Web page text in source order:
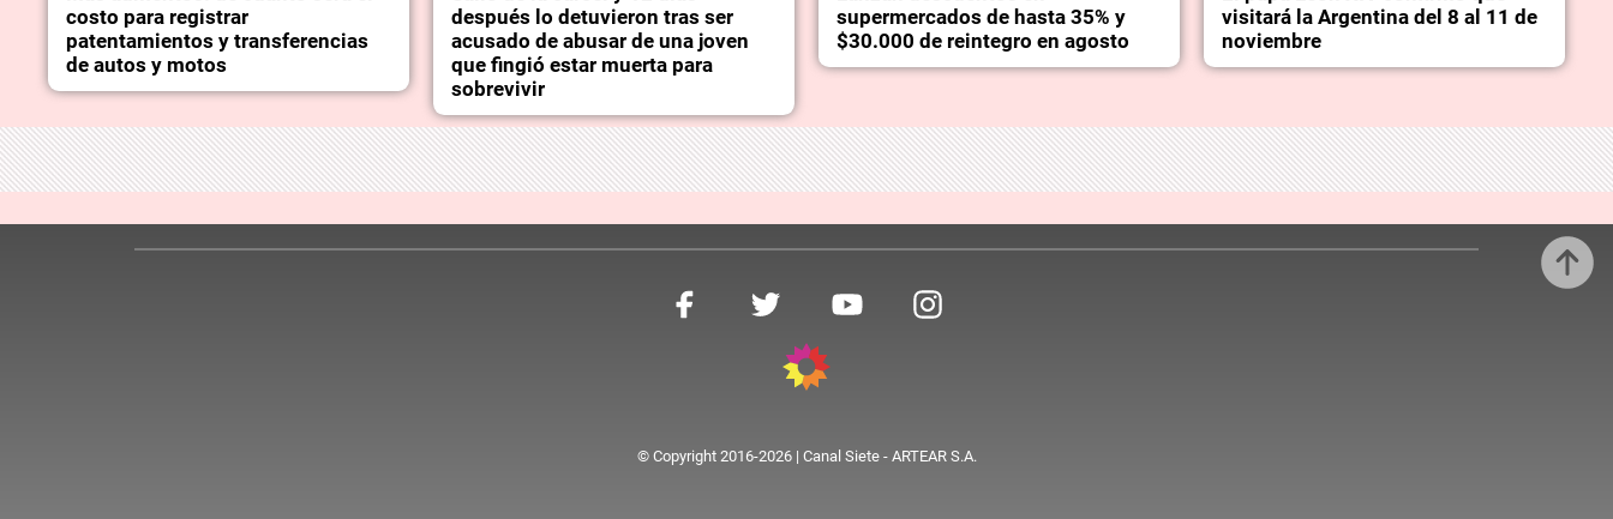
costo para registrar
patentamientos y transferencias
de autos y motos
después lo detuvieron tras ser
acusado de abusar de una joven
que fingió estar muerta para
sobrevivir
supermercados de hasta 35% y
$30.000 de reintegro en agosto
visitará la Argentina del 8 al 11 de
noviembre
© Copyright 2016-2026 | Canal Siete - ARTEAR S.A.